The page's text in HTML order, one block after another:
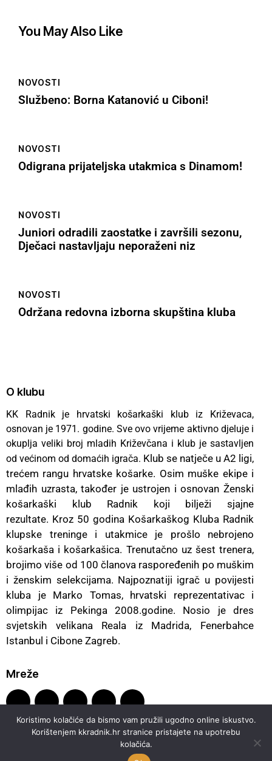
You May Also Like
NOVOSTI
Službeno: Borna Katanović u Ciboni!
NOVOSTI
Odigrana prijateljska utakmica s Dinamom!
NOVOSTI
Juniori odradili zaostatke i završili sezonu,
Dječaci nastavljaju neporaženi niz
NOVOSTI
Održana redovna izborna skupština kluba
O klubu
KK Radnik je hrvatski košarkaški klub iz Križevaca,
osnovan je 1971. godine. Sve ovo vrijeme aktivno djeluje i
okuplja veliki broj mladih Križevčana i klub je sastavljen
od većinom od domaćih igrača. Klub se natječe u A2 ligi,
trećem rangu hrvatske košarke. Osim muške ekipe i
mlađih uzrasta, također je ustrojen i osnovan Ženski
košarkaški klub Radnik koji bilježi sjajne
rezultate. Kroz 50 godina Košarkaškog Kluba Radnik
klupske treninge i utakmice je prošlo nebrojeno
košarkaša i košarkašica. Trenutačno uz šest trenera,
brojimo više od 100 članova raspoređenih po muškim
i ženskim selekcijama. Najpoznatiji igrač u povijesti
kluba je Marko Tomas, hrvatski reprezentativac i
olimpijac iz Pekinga 2008.godine. Nosio je dres
svjetskih velikana Reala iz Madrida, Fenerbahce
Istanbul i Cibone Zagreb.
Mreže
© 2026 Košarkaški klub Radnik Križevci. Sva prava
Koristimo kolačiće da bismo vam pružili ugodno online iskustvo.
Korištenjem kkradnik.hr stranice pristajete na upotrebu
kolačića.